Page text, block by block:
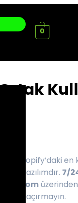
0
, Shopify’daki en
bir yazılımdır. 7/
kaçırmayın.